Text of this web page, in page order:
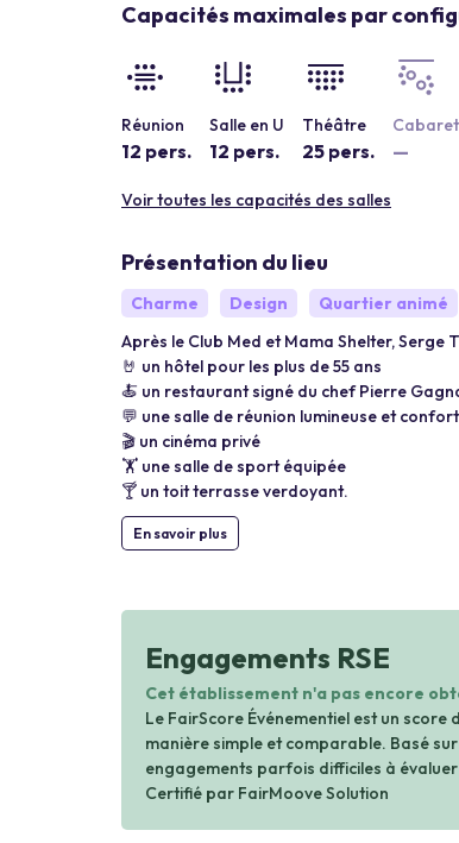
Capacités maximales par
Réunion
12 pers.
Salle en U
12 pers.
Théâtre
25 pers.
Cabaret
—
Voir toutes les capacités des salles
Présentation du lieu
Charme Design
Quartier animé
Après le Club Med et Mama Shelter,
🤘 un hôtel pour les plus de 55 ans
🍝 un restaurant signé du chef Pierre
💬 une salle de réunion lumineuse et
🎬 un cinéma privé
🏋️ une salle de sport équipée
🍸 un toit terrasse verdoyant.
En savoir plus
Engagements RSE
Cet établissement n'a pas encore
Le FairScore Événementiel est un score
manière simple et comparable. Basé
engagements parfois difficiles à
Certifié par FairMoove Solution